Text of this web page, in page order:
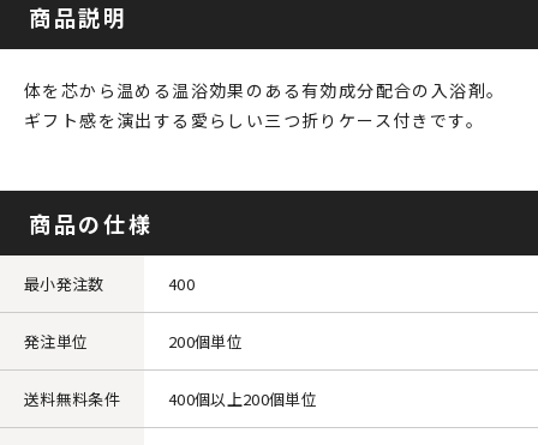
商品説明
体を芯から温める温浴効果のある有効成分配合の入浴剤。
ギフト感を演出する愛らしい三つ折りケース付きです。
商品の仕様
最小発注数 400
発注単位 200個単位
送料無料条件 400個以上200個単位